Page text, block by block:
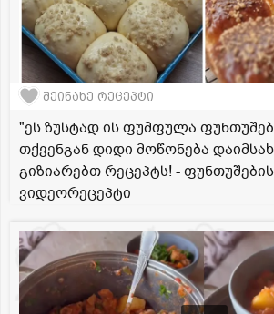
შეინახე რეცეპტი
"ეს ზუსტად ის ფუმფულა
თქვენგან დიდი მოწონება
გიზიარებთ რეცეპტს! - ფუნთუშების
ვიდეორეცეპტი